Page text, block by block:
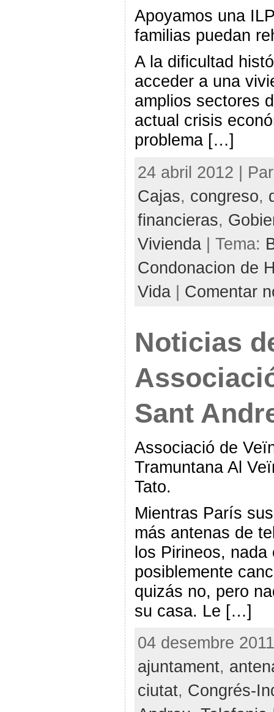
Apoyamos una
familias puedan
A la dificultad
acceder a una
amplios sectores
actual crisis
problema […]
24 abril 2012 |
Cajas, congreso,
financieras,
Vivienda| Tema:
Condonacion de
Vida| Comentar
Noticias
Sant
Associació de
Tramuntana Al
Tato.
Mientras París
más antenas de
los Pirineos,
posiblemente
quizás no, pero
su casa. Le […]
04 desembre
ajuntament,
ciutat, Congrés-